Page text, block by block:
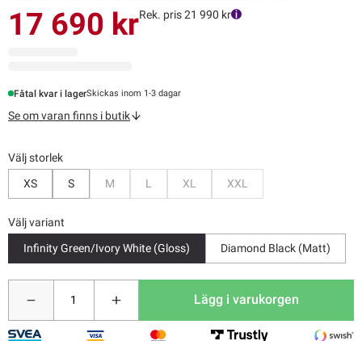
17 690 krRek. pris 21 990 kr
Fåtal kvar i lagerSkickas inom 1-3 dagar
Se om varan finns i butik
Välj storlek
XS
S M L XL XXL
Välj variant
Infinity Green/Ivory White (Gloss)
Diamond Black (Matt)
Lägg i varukorgen